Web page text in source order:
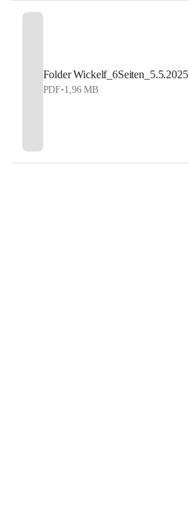
Folder Wickelf_6Seiten_5.5.2025
PDF•1,96 MB